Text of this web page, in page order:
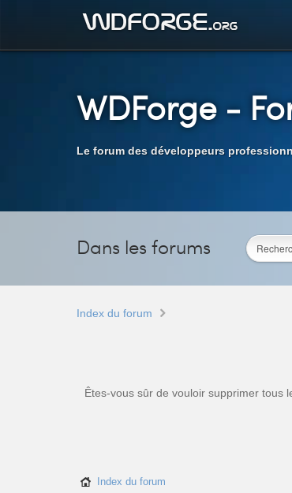
WDForge-
Le forum des développeurs
Dans les forums
Index du forum
Êtes-vous sûr de vouloir supprimer tous
Index du forum